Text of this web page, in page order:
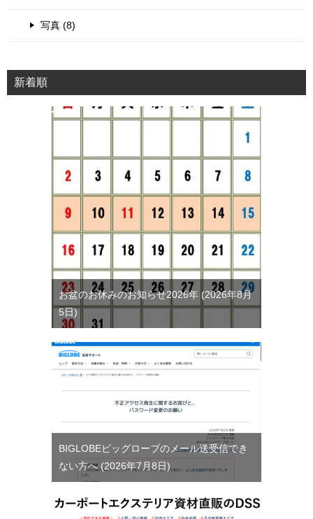
写真 (8)
新着順
お盆のお休みのお知らせ2026年
2026年8月
5日
BIGLOBEビッグローブのメール送受信でき
ない方へ
2026年7月8日